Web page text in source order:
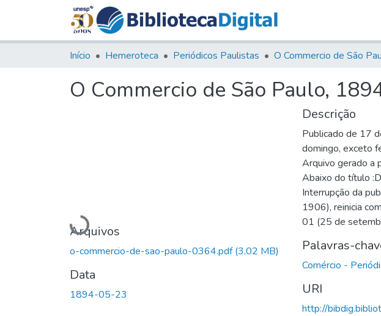
Início Hemeroteca Periódicos Paulistas O Commercio de São
O Commercio de São Paulo,
Carregando...
Arquivos
o-commercio-de-sao-paulo-0364.pdf(3,02 MB)
Data
1894-05-23
Descrição
Publicado de 17
domingo, exceto
Arquivo gerado a
Abaixo do título
Interrupção da
1906), reinicia
01 (25 de
Palavras-
Comércio -
URI
http://